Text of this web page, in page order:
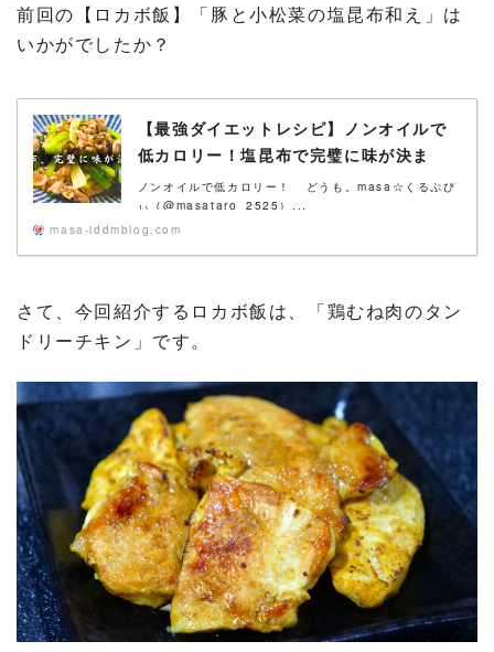
前回の【ロカボ飯】「豚と小松菜の塩昆布和え」は
いかがでしたか？
【最強ダイエットレシピ】ノンオイルで
低カロリー！塩昆布で完璧に味が決ま
る。「豚と小松菜の塩昆布和え」
ノンオイルで低カロリー！ どうも。masa☆くるぷぴ
ぃ（@masataro_2525）...
masa-iddmblog.com
さて、今回紹介するロカボ飯は、「鶏むね肉のタン
ドリーチキン」です。